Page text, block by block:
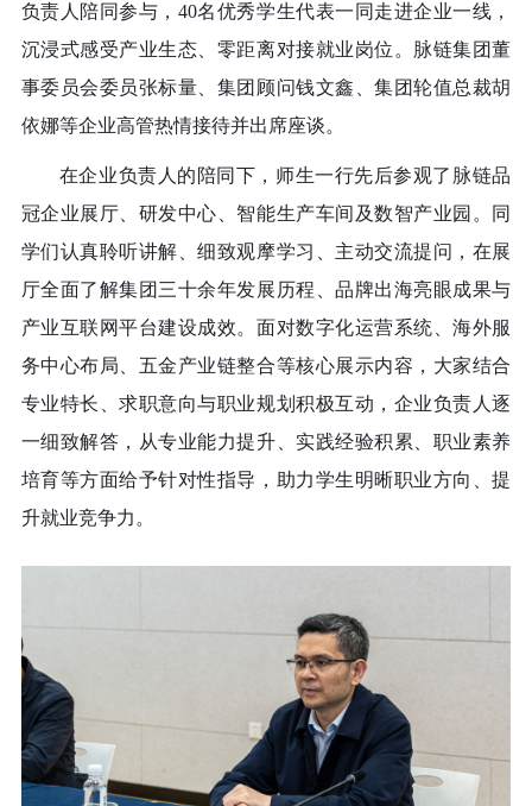
负责人陪同参与，40名优秀学生代表一同走进企业一线，
沉浸式感受产业生态、零距离对接就业岗位。脉链集团董
事委员会委员张标量、集团顾问钱文鑫、集团轮值总裁胡
依娜等企业高管热情接待并出席座谈。
在企业负责人的陪同下，师生一行先后参观了脉链品
冠企业展厅、研发中心、智能生产车间及数智产业园。同
学们认真聆听讲解、细致观摩学习、主动交流提问，在展
厅全面了解集团三十余年发展历程、品牌出海亮眼成果与
产业互联网平台建设成效。面对数字化运营系统、海外服
务中心布局、五金产业链整合等核心展示内容，大家结合
专业特长、求职意向与职业规划积极互动，企业负责人逐
一细致解答，从专业能力提升、实践经验积累、职业素养
培育等方面给予针对性指导，助力学生明晰职业方向、提
升就业竞争力。